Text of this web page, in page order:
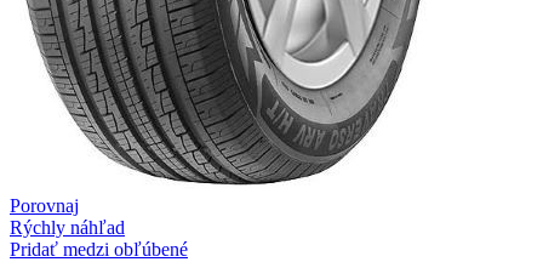
Porovnaj
Rýchly náhľad
Pridať medzi obľúbené